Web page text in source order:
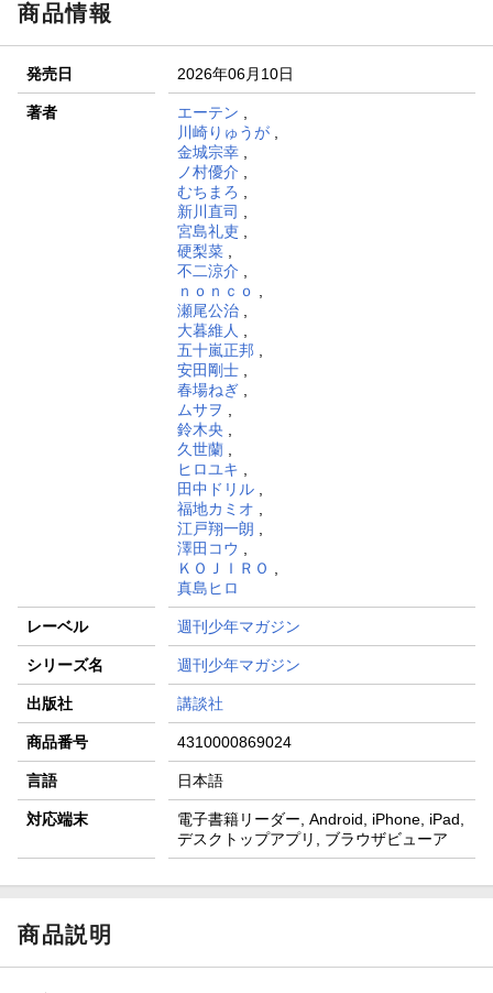
商品情報
発売日 2026年06月10日
著者 エーテン ,
川崎りゅうが,
金城宗幸,
ノ村優介 ,
むちまろ ,
新川直司 ,
宮島礼吏,
硬梨菜,
不二涼介 ,
ｎｏｎｃｏ ,
瀬尾公治,
大暮維人 ,
五十嵐正邦,
安田剛士,
春場ねぎ,
ムサヲ ,
鈴木央 ,
久世蘭,
ヒロユキ ,
田中ドリル,
福地カミオ ,
江戸翔一朗 ,
澤田コウ ,
ＫＯＪＩＲＯ ,
真島ヒロ
レーベル 週刊少年マガジン
シリーズ名 週刊少年マガジン
出版社 講談社
商品番号 4310000869024
言語 日本語
対応端末
電子書籍リーダー, Android, iPhone, iPad,
デスクトップアプリ, ブラウザビューア
商品説明